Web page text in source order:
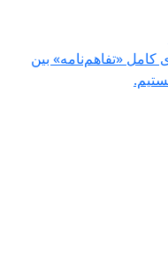
«تفاهم‌نامه» بین